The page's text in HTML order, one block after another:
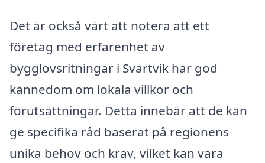
Det är också värt att notera att ett
företag med erfarenhet av
bygglovsritningar i Svartvik har god
kännedom om lokala villkor och
förutsättningar. Detta innebär att de kan
ge specifika råd baserat på regionens
unika behov och krav, vilket kan vara